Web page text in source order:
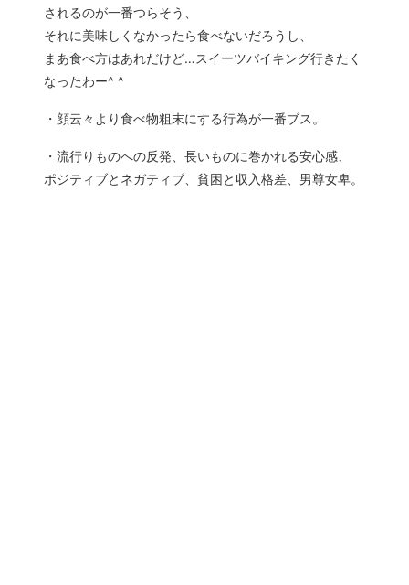
されるのが一番つらそう、
それに美味しくなかったら食べないだろうし、
まあ食べ方はあれだけど…スイーツバイキング行きたく
なったわー^ ^
・顔云々より食べ物粗末にする行為が一番ブス。
・流行りものへの反発、長いものに巻かれる安心感、
ポジティブとネガティブ、貧困と収入格差、男尊女卑。